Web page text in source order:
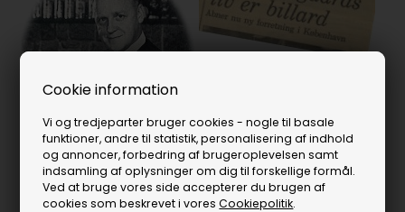
Cookie information
Vi og tredjeparter bruger cookies - nogle til basale
funktioner, andre til statistik, personalisering af indhold
og annoncer, forbedring af brugeroplevelsen samt
indsamling af oplysninger om dig til forskellige formål.
Ved at bruge vores side accepterer du brugen af
cookies som beskrevet i voresCookiepolitik.